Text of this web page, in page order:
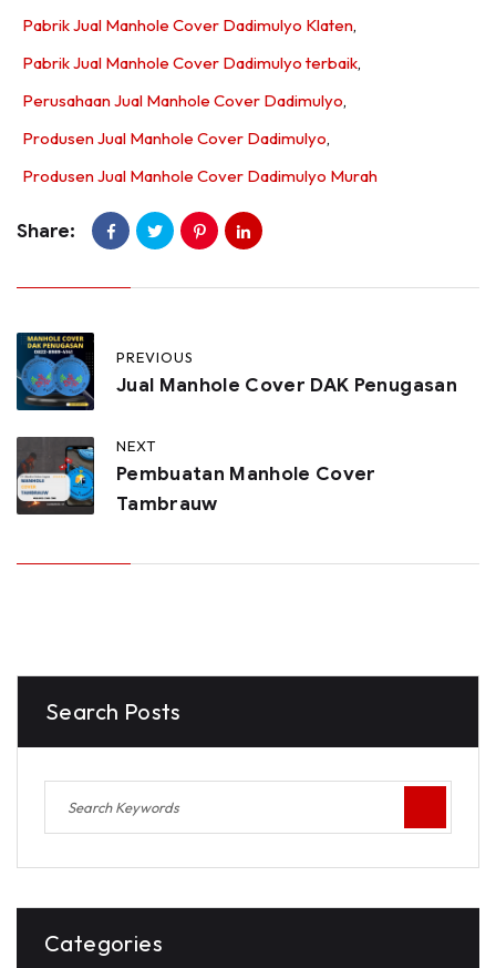
Pabrik Jual Manhole Cover Dadimulyo Klaten,
Pabrik Jual Manhole Cover Dadimulyo terbaik,
Perusahaan Jual Manhole Cover Dadimulyo,
Produsen Jual Manhole Cover Dadimulyo,
Produsen Jual Manhole Cover Dadimulyo Murah
Share:
PREVIOUS
Jual Manhole Cover DAK Penugasan
NEXT
Pembuatan Manhole Cover
Tambrauw
Search Posts
Categories